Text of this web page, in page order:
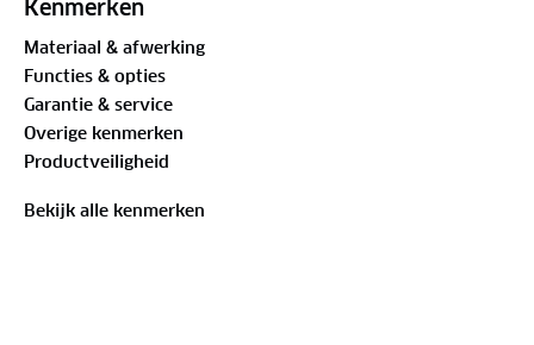
Tot 5K video resolutie
Gebruik je de voor- en achter camera van de
DC202-2CH, dan kan de dashcam aan de voorkant
opnemen tot 4K (3840p) en de achter camera tot
Kenmerken
Materiaal & afwerking
Functies & opties
Garantie & service
Overige kenmerken
Productveiligheid
Bekijk alle kenmerken